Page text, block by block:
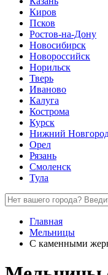
Киров
Псков
Ростов-на-Дону
Новосибирск
Новороссийск
Норильск
Тверь
Иваново
Калуга
Кострома
Курск
Нижний
Орел
Рязань
Смоленск
Тула
Главная
Мельницы
С каменными